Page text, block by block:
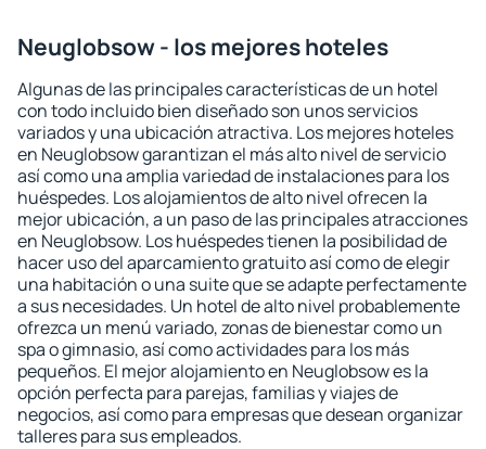
Neuglobsow - los mejores hoteles
Algunas de las principales características de un hotel
con todo incluido bien diseñado son unos servicios
variados y una ubicación atractiva. Los mejores hoteles
en Neuglobsow garantizan el más alto nivel de servicio
así como una amplia variedad de instalaciones para los
huéspedes. Los alojamientos de alto nivel ofrecen la
mejor ubicación, a un paso de las principales atracciones
en Neuglobsow. Los huéspedes tienen la posibilidad de
hacer uso del aparcamiento gratuito así como de elegir
una habitación o una suite que se adapte perfectamente
a sus necesidades. Un hotel de alto nivel probablemente
ofrezca un menú variado, zonas de bienestar como un
spa o gimnasio, así como actividades para los más
pequeños. El mejor alojamiento en Neuglobsow es la
opción perfecta para parejas, familias y viajes de
negocios, así como para empresas que desean organizar
talleres para sus empleados.